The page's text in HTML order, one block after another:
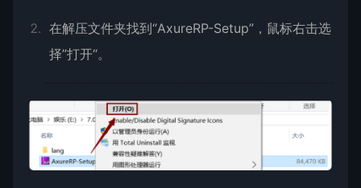
在解压文件夹找到“AxureRP-Setup”，鼠标右击选
择”打开“。